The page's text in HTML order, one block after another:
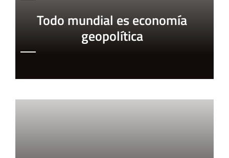
Todo mundial es economía
geopolítica